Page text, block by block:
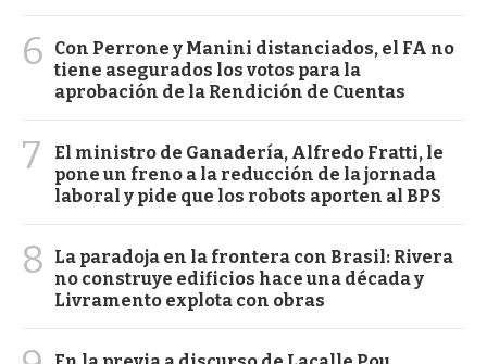
6
Con Perrone y Manini distanciados, el FA no
tiene asegurados los votos para la
aprobación de la Rendición de Cuentas
7
El ministro de Ganadería, Alfredo Fratti, le
pone un freno a la reducción de la jornada
laboral y pide que los robots aporten al BPS
8
La paradoja en la frontera con Brasil: Rivera
no construye edificios hace una década y
Livramento explota con obras